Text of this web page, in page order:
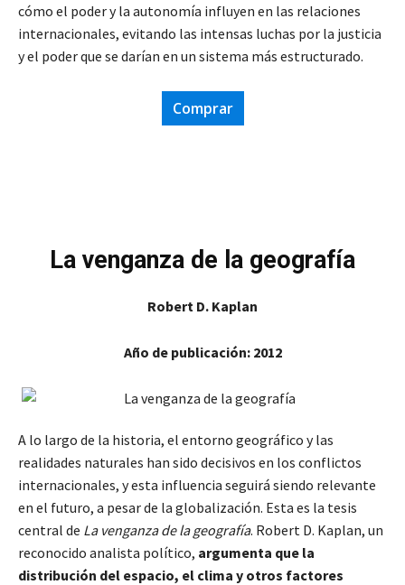
cómo el poder y la autonomía influyen en las relaciones
internacionales, evitando las intensas luchas por la justicia
y el poder que se darían en un sistema más estructurado.
Comprar
La venganza de la geografía
Robert D. Kaplan
Año de publicación: 2012
A lo largo de la historia, el entorno geográfico y las
realidades naturales han sido decisivos en los conflictos
internacionales, y esta influencia seguirá siendo relevante
en el futuro, a pesar de la globalización. Esta es la tesis
central de La venganza de la geografía. Robert D. Kaplan, un
reconocido analista político, argumenta que la
distribución del espacio, el clima y otros factores